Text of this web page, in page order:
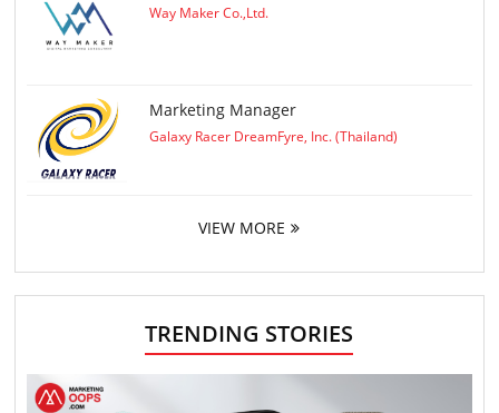
Way Maker Co.,Ltd.
Marketing Manager
Galaxy Racer DreamFyre, Inc. (Thailand)
VIEW MORE
TRENDING STORIES